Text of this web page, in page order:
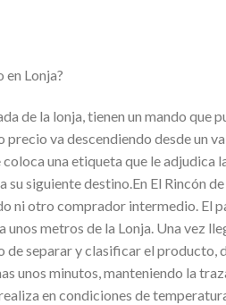
Lonja?
de la lonja, tienen un mando que
precio va descendiendo desde un
una etiqueta que le adjudica
siguiente destino.En El Rincón
ni otro comprador intermedio. El
unos metros de la Lonja. Una vez
de separar y clasificar el producto,
unos minutos, manteniendo la
en condiciones de